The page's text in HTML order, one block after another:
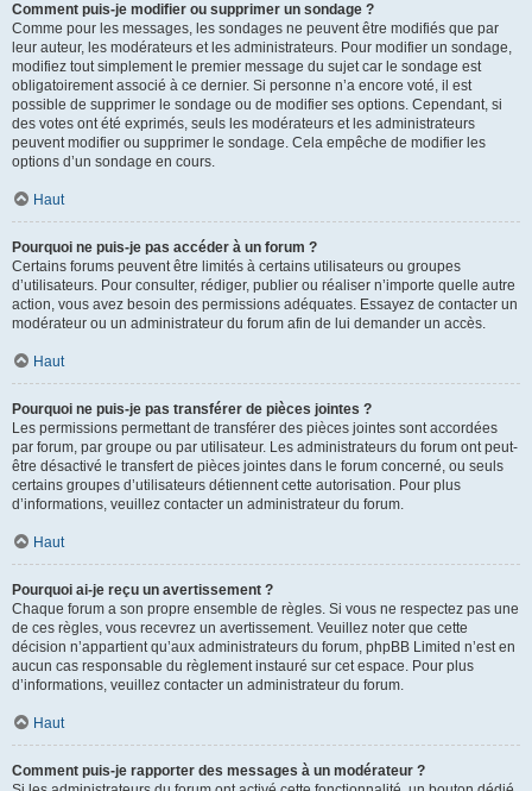
Comment puis-je modifier ou supprimer un sondage ?
Comme pour les messages, les sondages ne peuvent être modifiés que par
leur auteur, les modérateurs et les administrateurs. Pour modifier un sondage,
modifiez tout simplement le premier message du sujet car le sondage est
obligatoirement associé à ce dernier. Si personne n’a encore voté, il est
possible de supprimer le sondage ou de modifier ses options. Cependant, si
des votes ont été exprimés, seuls les modérateurs et les administrateurs
peuvent modifier ou supprimer le sondage. Cela empêche de modifier les
options d’un sondage en cours.
Haut
Pourquoi ne puis-je pas accéder à un forum ?
Certains forums peuvent être limités à certains utilisateurs ou groupes
d’utilisateurs. Pour consulter, rédiger, publier ou réaliser n’importe quelle autre
action, vous avez besoin des permissions adéquates. Essayez de contacter un
modérateur ou un administrateur du forum afin de lui demander un accès.
Haut
Pourquoi ne puis-je pas transférer de pièces jointes ?
Les permissions permettant de transférer des pièces jointes sont accordées
par forum, par groupe ou par utilisateur. Les administrateurs du forum ont peut-
être désactivé le transfert de pièces jointes dans le forum concerné, ou seuls
certains groupes d’utilisateurs détiennent cette autorisation. Pour plus
d’informations, veuillez contacter un administrateur du forum.
Haut
Pourquoi ai-je reçu un avertissement ?
Chaque forum a son propre ensemble de règles. Si vous ne respectez pas une
de ces règles, vous recevrez un avertissement. Veuillez noter que cette
décision n’appartient qu’aux administrateurs du forum, phpBB Limited n’est en
aucun cas responsable du règlement instauré sur cet espace. Pour plus
d’informations, veuillez contacter un administrateur du forum.
Haut
Comment puis-je rapporter des messages à un modérateur ?